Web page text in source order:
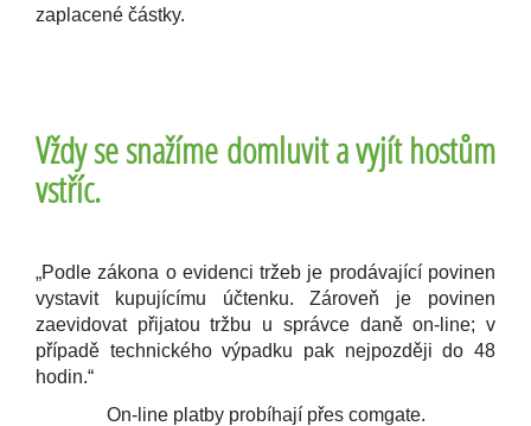
zaplacené částky.
Vždy se snažíme domluvit a vyjít hostům
vstříc.
„Podle zákona o evidenci tržeb je prodávající povinen
vystavit kupujícímu účtenku. Zároveň je povinen
zaevidovat přijatou tržbu u správce daně on-line; v
případě technického výpadku pak nejpozději do 48
hodin.“
On-line platby probíhají přes comgate.